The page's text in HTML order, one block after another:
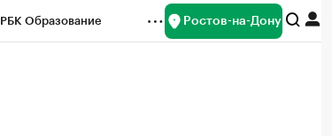
РБК Образование Ростов-на-Дону